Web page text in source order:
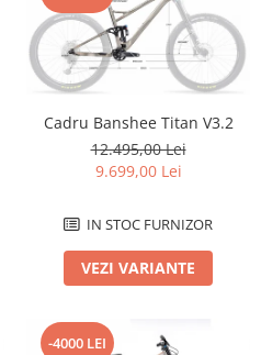
Cadru Banshee Titan V3.2
12.495,00 Lei
9.699,00 Lei
IN STOC FURNIZOR
VEZI VARIANTE
-4000 LEI